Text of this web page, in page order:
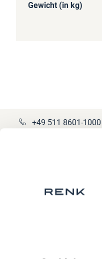
Gewicht (in kg)
+49 511 8601-1000
RENK Servicebereiche